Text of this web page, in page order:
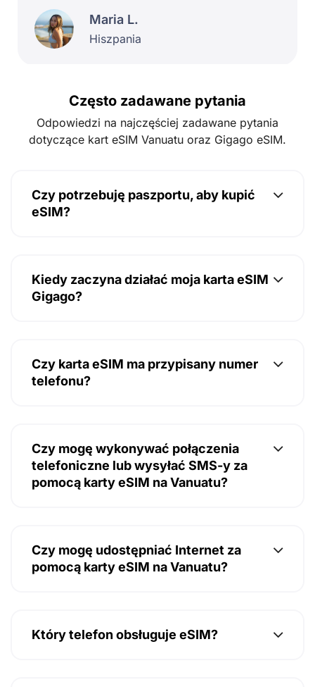
Maria L.
Hiszpania
Często zadawane pytania
Odpowiedzi na najczęściej zadawane pytania
dotyczące kart eSIM Vanuatu oraz Gigago eSIM.
Czy potrzebuję paszportu, aby kupić
eSIM?
Kiedy zaczyna działać moja karta eSIM
Gigago?
Czy karta eSIM ma przypisany numer
telefonu?
Czy mogę wykonywać połączenia
telefoniczne lub wysyłać SMS-y za
pomocą karty eSIM na Vanuatu?
Czy mogę udostępniać Internet za
pomocą karty eSIM na Vanuatu?
Który telefon obsługuje eSIM?